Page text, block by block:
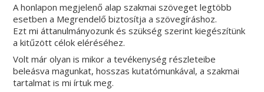
A honlapon megjelenő alap szakmai szöveget legtöbb
esetben a Megrendelő biztosítja a szövegíráshoz.
Ezt mi áttanulmányozunk és szükség szerint kiegészítünk
a kitűzött célok eléréséhez.
Volt már olyan is mikor a tevékenység részleteibe
beleásva magunkat, hosszas kutatómunkával, a szakmai
tartalmat is mi írtuk meg.